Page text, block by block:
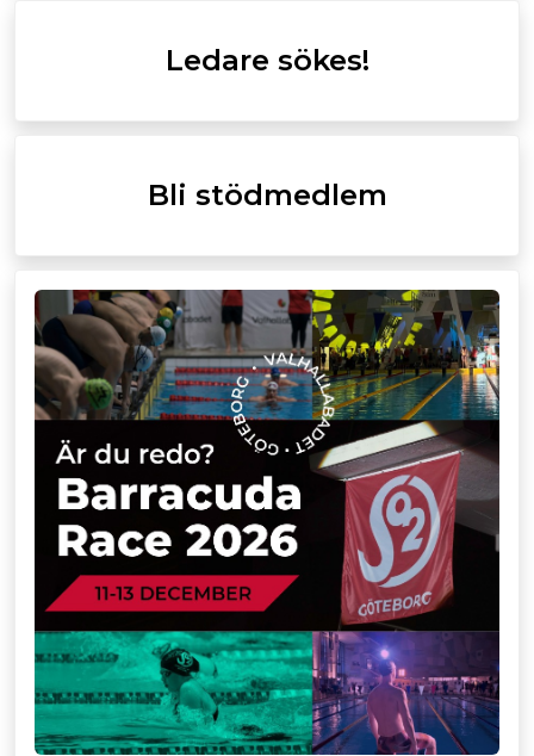
Ledare sökes!
Bli stödmedlem